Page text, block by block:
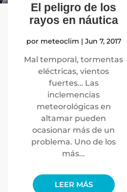
El peligro de los
rayos en náutica
por meteoclim | Jun 7, 2017
Mal temporal, tormentas
eléctricas, vientos
fuertes… Las
inclemencias
meteorológicas en
altamar pueden
ocasionar más de un
problema. Uno de los
más...
LEER MÁS